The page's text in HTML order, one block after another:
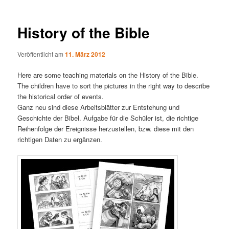
History of the Bible
Veröffentlicht am11. März 2012
Here are some teaching materials on the History of the Bible.
The children have to sort the pictures in the right way to describe
the historical order of events.
Ganz neu sind diese Arbeitsblätter zur Entstehung und
Geschichte der Bibel. Aufgabe für die Schüler ist, die richtige
Reihenfolge der Ereignisse herzustellen, bzw. diese mit den
richtigen Daten zu ergänzen.